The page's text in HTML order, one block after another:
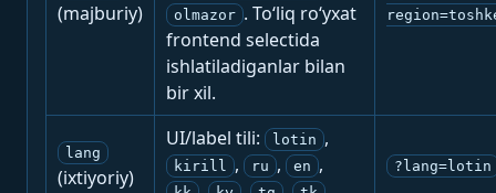
(majburiy) olmazor . To‘liq ro‘yxat
frontend selectida
ishlatiladiganlar bilan
bir xil.
lang
(ixtiyoriy)
UI/label tili: lotin ,
kirill , ru , en , ?lang=lotin